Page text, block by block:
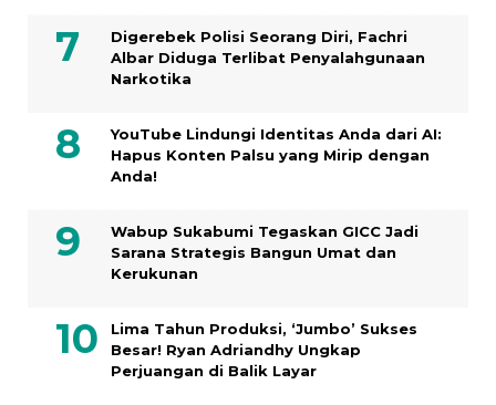
Digerebek Polisi Seorang Diri, Fachri
Albar Diduga Terlibat Penyalahgunaan
Narkotika
YouTube Lindungi Identitas Anda dari AI:
Hapus Konten Palsu yang Mirip dengan
Anda!
Wabup Sukabumi Tegaskan GICC Jadi
Sarana Strategis Bangun Umat dan
Kerukunan
Lima Tahun Produksi, ‘Jumbo’ Sukses
Besar! Ryan Adriandhy Ungkap
Perjuangan di Balik Layar